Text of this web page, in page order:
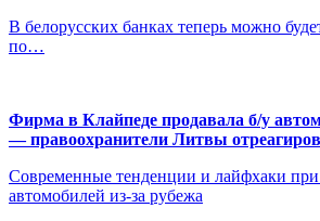
В белорусских банках теперь можно
по…
Фирма в Клайпеде продавала б/у
— правоохранители Литвы
Современные тенденции и лайфхаки при
автомобилей из-за рубежа